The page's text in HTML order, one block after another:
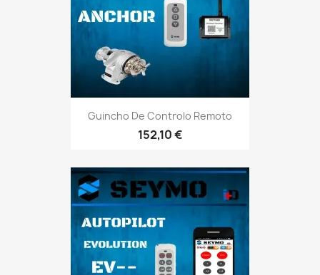
Guincho De Controlo Remoto
152,10 €